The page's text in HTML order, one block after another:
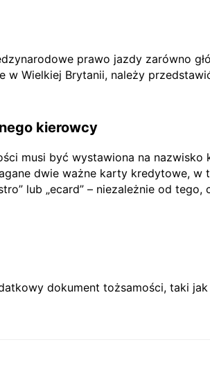
prawo jazdy zarówno
Wielkiej Brytanii, należy
kierowcy
musi być wystawiona na
dwie ważne karty kredytowe, w
lub „ecard” – niezależnie od
dokument tożsamości, taki